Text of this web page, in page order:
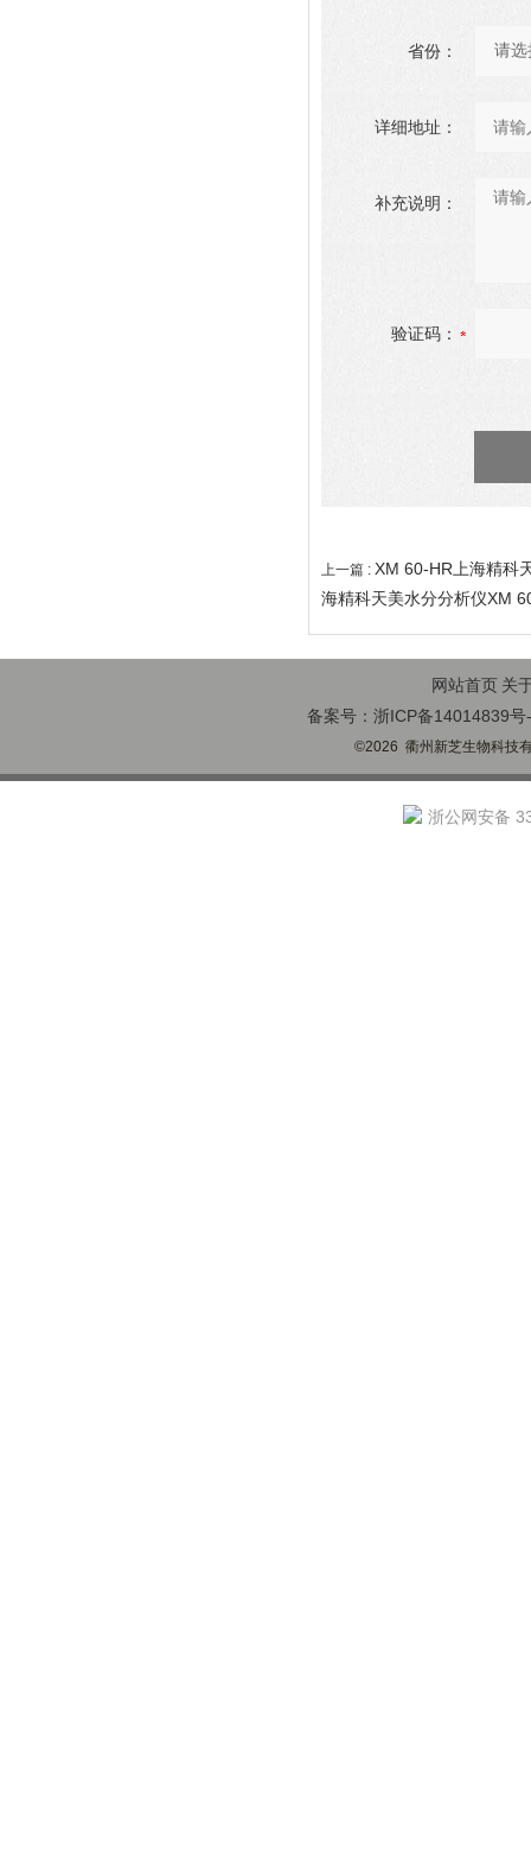
省份：
详细地址：
补充说明：
验证码：
上一篇 : XM 60-HR上海精科
海精科天美水分分析仪XM
网站首页 关
备案号：浙ICP备14014839号
©2026 衢州新芝生物科技
浙公网安备